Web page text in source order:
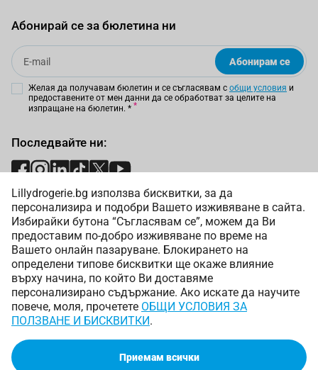
Lillydrogerie.bg използва бисквитки, за да
персонализира и подобри Вашето изживяване в сайта.
Избирайки бутона “Съгласявам се”, можем да Ви
предоставим по-добро изживяване по време на
Вашето онлайн пазаруване. Блокирането на
определени типове бисквитки ще окаже влияние
върху начина, по който Ви доставяме
персонализирано съдържание. Ако искате да научите
повече, моля, прочетете ОБЩИ УСЛОВИЯ ЗА
ПОЛЗВАНЕ И БИСКВИТКИ.
Приемам всички
Абонирай се за бюлетина ни
Email
Абонирам се
Желая да получавам бюлетин и се съгласявам с общи условия и
предоставените от мен данни да се обработват за целите на
изпращане на бюлетин. *
Последвайте ни:
Начини на плащане:
Начини на доставка:
Copyright © 2025 Лили Дрогерие ЕООД. Всички права